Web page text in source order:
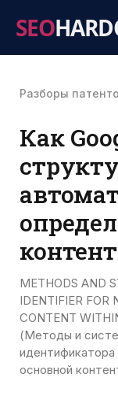
SEO
Разборы
Как
METHODS AND
IDENTIFIER FOR
CONTENT
(Методы и
основной